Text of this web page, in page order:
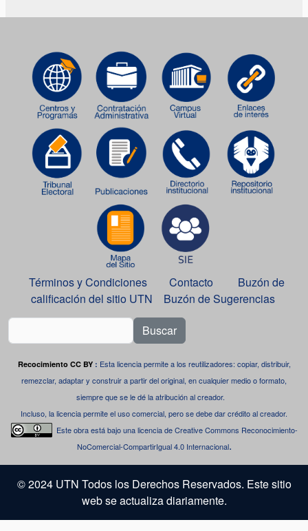
Términos y Condiciones Contacto
Buzón de
calificación del sitio UTN
Buzón de Sugerencias
Buscar
Recocimiento CC BY : Esta licencia permite a los reutilizadores: copiar, distribuir,
remezclar, adaptar y construir a partir del original, en cualquier medio o formato,
siempre que se le dé la atribución al creador.
Incluso, la licencia permite el uso comercial, pero se debe dar crédito al creador.
Este obra está bajo unalicencia de Creative Commons Reconocimiento-
NoComercial-CompartirIgual 4.0 Internacional.
© 2024 UTN Todos los Derechos Reservados. Este sitio
web se actualiza diariamente.